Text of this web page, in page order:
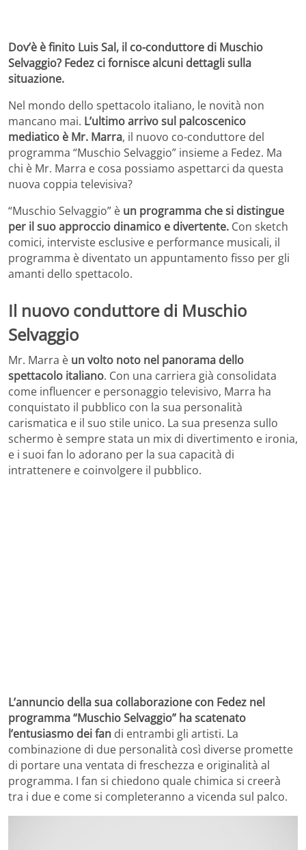
Dov’è è finito Luis Sal, il co-conduttore di Muschio
Selvaggio? Fedez ci fornisce alcuni dettagli sulla
situazione.
Nel mondo dello spettacolo italiano, le novità non
mancano mai. L’ultimo arrivo sul palcoscenico
mediatico è Mr. Marra, il nuovo co-conduttore del
programma “Muschio Selvaggio” insieme a Fedez. Ma
chi è Mr. Marra e cosa possiamo aspettarci da questa
nuova coppia televisiva?
“Muschio Selvaggio” è un programma che si distingue
per il suo approccio dinamico e divertente. Con sketch
comici, interviste esclusive e performance musicali, il
programma è diventato un appuntamento fisso per gli
amanti dello spettacolo.
Il nuovo conduttore di Muschio
Selvaggio
Mr. Marra è un volto noto nel panorama dello
spettacolo italiano. Con una carriera già consolidata
come influencer e personaggio televisivo, Marra ha
conquistato il pubblico con la sua personalità
carismatica e il suo stile unico. La sua presenza sullo
schermo è sempre stata un mix di divertimento e ironia,
e i suoi fan lo adorano per la sua capacità di
intrattenere e coinvolgere il pubblico.
L’annuncio della sua collaborazione con Fedez nel
programma “Muschio Selvaggio” ha scatenato
l’entusiasmo dei fan di entrambi gli artisti. La
combinazione di due personalità così diverse promette
di portare una ventata di freschezza e originalità al
programma. I fan si chiedono quale chimica si creerà
tra i due e come si completeranno a vicenda sul palco.